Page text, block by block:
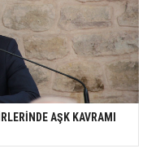
AŞK KAVRAMI